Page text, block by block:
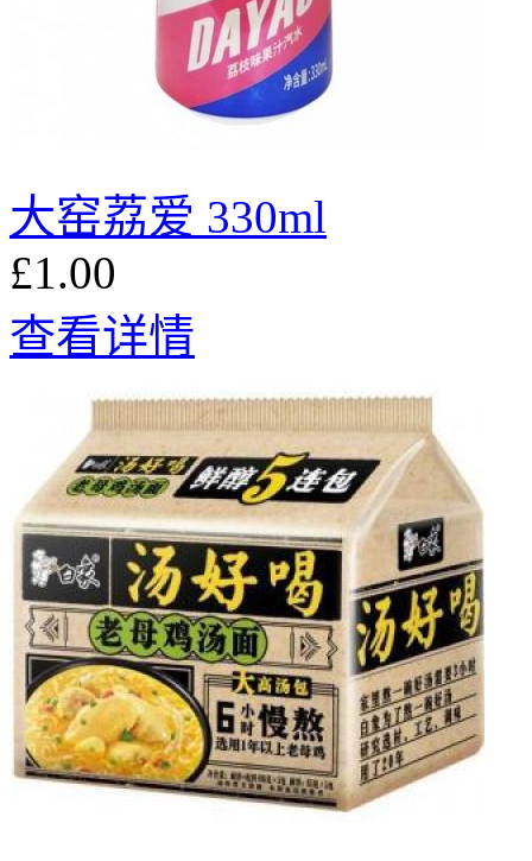
大窑荔爱 330ml
£1.00
查看详情